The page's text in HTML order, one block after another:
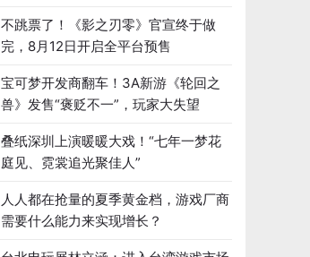
不跳票了！《影之刃零》官宣终于做
完，8月12日开启全平台预售
宝可梦开发商翻车！3A新游《轮回之
兽》发售“褒贬不一”，玩家大失望
叠纸深圳上演暖暖大戏！“七年一梦花
庭见、霓裳追光聚佳人”
人人都在抢量的夏季黄金档，游戏厂商
需要什么能力来实现增长？